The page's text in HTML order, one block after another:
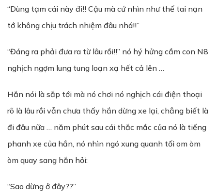
“Dùng tạm cái này đi!! Cậu mà cứ nhìn như thế tai nạn
tớ không chịu trách nhiệm đâu nhá!!”
“Đáng ra phải đưa ra từ lâu rồi!!” nó hý hửng cầm con N8
nghịch ngợm lung tung loạn xạ hết cả lên …
Hắn nói là sắp tới mà nó chơi nó nghịch cái điện thoại
rõ là lâu rồi vẫn chưa thấy hắn dừng xe lại, chẳng biết là
đi đâu nữa … năm phút sau cái thắc mắc của nó là tiếng
phanh xe của hắn, nó nhìn ngó xung quanh tối om òm
òm quay sang hắn hỏi:
“Sao dừng ở đây??”